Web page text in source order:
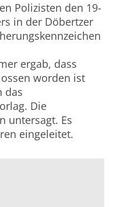
Polizisten den 19-
in der Döbertzer
ergab, dass
worden ist
das
Die
untersagt. Es
eingeleitet.